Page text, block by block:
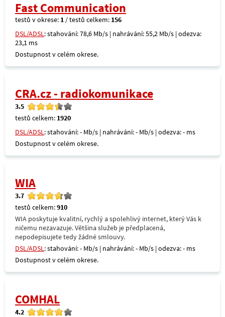
Fast Communication
testů v okrese: 1 / testů celkem: 156
DSL/ADSL: stahování: 78,6 Mb/s | nahrávání: 55,2 Mb/s | odezva:
23,1 ms
Dostupnost v celém okrese.
CRA.cz - radiokomunikace
3.5
testů celkem: 1920
DSL/ADSL: stahování: - Mb/s | nahrávání: - Mb/s | odezva: - ms
Dostupnost v celém okrese.
WIA
3.7
testů celkem:910
WIA poskytuje kvalitní, rychlý a spolehlivý internet, který Vás k
ničemu nezavazuje. Většina služeb je předplacená,
nepodepisujete tedy žádné smlouvy.
DSL/ADSL: stahování: - Mb/s | nahrávání: - Mb/s | odezva: - ms
Dostupnost v celém okrese.
COMHAL
4.2